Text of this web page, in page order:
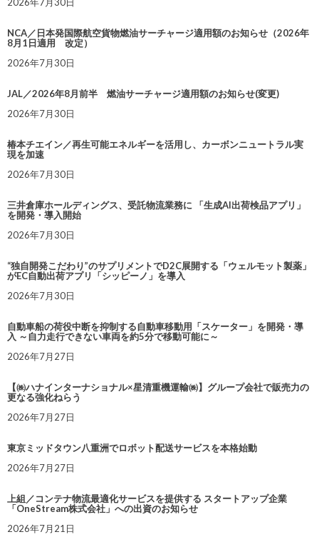
NCA／日本発国際航空貨物燃油サーチャージ適用額のお知らせ（2026年
8月1日適用 改定）
2026年7月30日
JAL／2026年8月前半 燃油サーチャージ適用額のお知らせ(変更)
2026年7月30日
椿本チエイン／再生可能エネルギーを活用し、カーボンニュートラル実
現を加速
2026年7月30日
三井倉庫ホールディングス、受託物流業務に 「生成AI出荷検品アプリ」
を開発・導入開始
2026年7月30日
“独自開発こだわり”のサプリメントでD2C展開する「ウェルモット製薬」
がEC自動出荷アプリ「シッピーノ」を導入
2026年7月30日
自動車船の荷役中断を抑制する自動車移動用「スケーター」を開発・導
入 ～自力走行できない車両を約5分で移動可能に～
2026年7月27日
【㈱ハナインターナショナル×星清重機運輸㈱】グループ会社で販売力の
更なる強化ねらう
2026年7月27日
東京ミッドタウン八重洲でロボット配送サービスを本格始動
2026年7月27日
上組／コンテナ物流最適化サービスを提供する スタートアップ企業
「OneStream株式会社」への出資のお知らせ
2026年7月21日